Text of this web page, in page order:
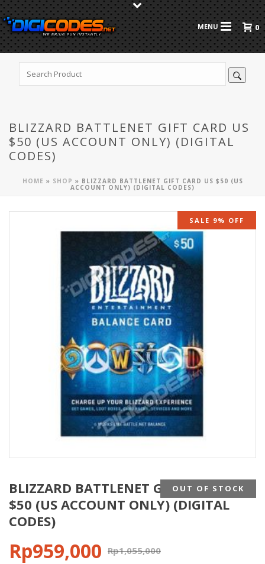
0
BLIZZARD BATTLENET GIFT CARD US
$50 (US ACCOUNT ONLY) (DIGITAL
CODES)
HOME » SHOP » BLIZZARD BATTLENET GIFT CARD US $50 (US
ACCOUNT ONLY) (DIGITAL CODES)
SALE 9% OFF
BLIZZARD BATTLENET GIFT CARD US
$50 (US ACCOUNT ONLY) (DIGITAL
CODES)
Rp1,055,000
Rp959,000
OUT OF STOCK